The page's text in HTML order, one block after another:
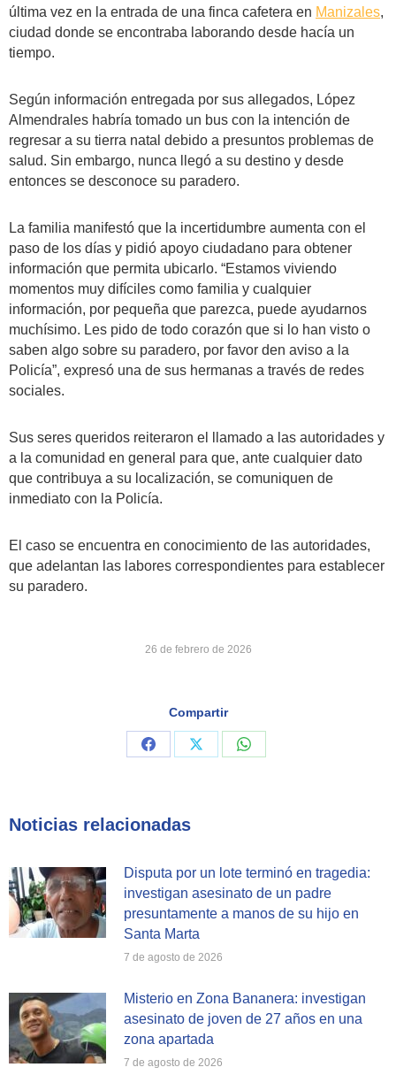
última vez en la entrada de una finca cafetera en Manizales,
ciudad donde se encontraba laborando desde hacía un
tiempo.
Según información entregada por sus allegados, López
Almendrales habría tomado un bus con la intención de
regresar a su tierra natal debido a presuntos problemas de
salud. Sin embargo, nunca llegó a su destino y desde
entonces se desconoce su paradero.
La familia manifestó que la incertidumbre aumenta con el
paso de los días y pidió apoyo ciudadano para obtener
información que permita ubicarlo. “Estamos viviendo
momentos muy difíciles como familia y cualquier
información, por pequeña que parezca, puede ayudarnos
muchísimo. Les pido de todo corazón que si lo han visto o
saben algo sobre su paradero, por favor den aviso a la
Policía”, expresó una de sus hermanas a través de redes
sociales.
Sus seres queridos reiteraron el llamado a las autoridades y
a la comunidad en general para que, ante cualquier dato
que contribuya a su localización, se comuniquen de
inmediato con la Policía.
El caso se encuentra en conocimiento de las autoridades,
que adelantan las labores correspondientes para establecer
su paradero.
26 de febrero de 2026
Compartir
Share
Share
Share
Noticias relacionadas
Disputa por un lote terminó en tragedia:
investigan asesinato de un padre
presuntamente a manos de su hijo en
Santa Marta
7 de agosto de 2026
Misterio en Zona Bananera: investigan
asesinato de joven de 27 años en una
zona apartada
7 de agosto de 2026